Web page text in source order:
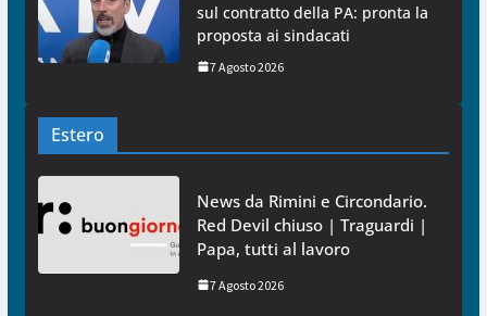
sul contratto della PA: pronta la
proposta ai sindacati
7 Agosto 2026
Estero
News da Rimini e Circondario.
Red Devil chiuso | Traguardi |
Papa, tutti al lavoro
7 Agosto 2026